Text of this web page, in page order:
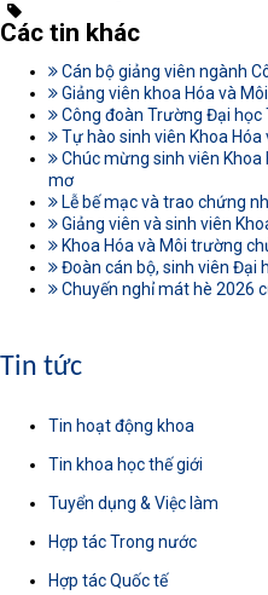
Các tin khác
Cán bộ giảng viên ngành
Giảng viên khoa Hóa và
Công đoàn Trường Đại
Tự hào sinh viên Khoa
Chúc mừng sinh viên
mơ
Lễ bế mạc và trao chứng
Giảng viên và sinh viên
Khoa Hóa và Môi trường
Đoàn cán bộ, sinh viên Đại
Chuyến nghỉ mát hè 2026
Tin tức
Tin hoạt động khoa
Tin khoa học thế giới
Tuyển dụng & Việc làm
Hợp tác Trong nước
Hợp tác Quốc tế